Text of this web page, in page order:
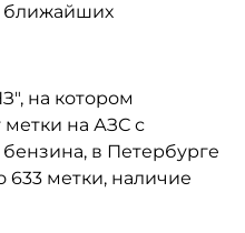
ближайших
на котором
на АЗС с
в Петербурге
633 метки, наличие